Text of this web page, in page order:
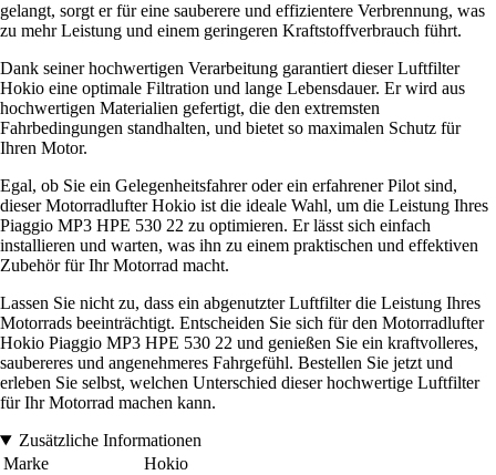
gelangt, sorgt er für eine sauberere und effizientere Verbrennung, was
zu mehr Leistung und einem geringeren Kraftstoffverbrauch führt.
Dank seiner hochwertigen Verarbeitung garantiert dieser Luftfilter
Hokio eine optimale Filtration und lange Lebensdauer. Er wird aus
hochwertigen Materialien gefertigt, die den extremsten
Fahrbedingungen standhalten, und bietet so maximalen Schutz für
Ihren Motor.
Egal, ob Sie ein Gelegenheitsfahrer oder ein erfahrener Pilot sind,
dieser Motorradlufter Hokio ist die ideale Wahl, um die Leistung Ihres
Piaggio MP3 HPE 530 22 zu optimieren. Er lässt sich einfach
installieren und warten, was ihn zu einem praktischen und effektiven
Zubehör für Ihr Motorrad macht.
Lassen Sie nicht zu, dass ein abgenutzter Luftfilter die Leistung Ihres
Motorrads beeinträchtigt. Entscheiden Sie sich für den Motorradlufter
Hokio Piaggio MP3 HPE 530 22 und genießen Sie ein kraftvolleres,
saubereres und angenehmeres Fahrgefühl. Bestellen Sie jetzt und
erleben Sie selbst, welchen Unterschied dieser hochwertige Luftfilter
für Ihr Motorrad machen kann.
Zusätzliche Informationen
Marke
Hokio